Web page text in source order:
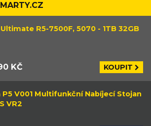
R5-7500F, 5070 - 1TB 32GB
KČ KOUPIT
P5 V001 Multifunkční Nabíjecí Stojan
VR2